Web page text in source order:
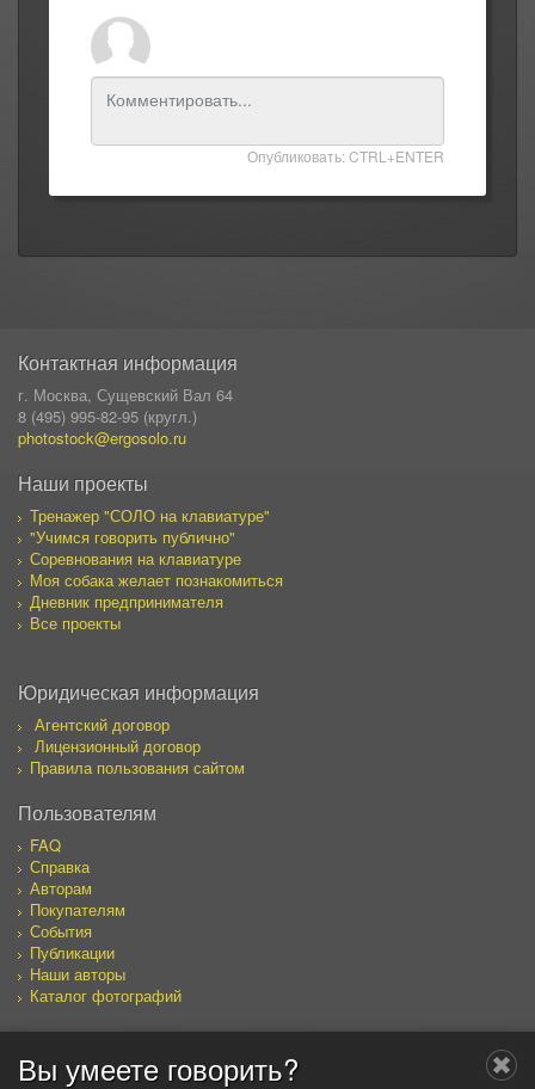
Опубликовать: CTRL+ENTER
Контактная информация
г. Москва, Сущевский Вал 64
8 (495) 995-82-95 (кругл.)
photostock@ergosolo.ru
Наши проекты
Тренажер "СОЛО на клавиатуре"
"Учимся говорить публично"
Соревнования на клавиатуре
Моя собака желает познакомиться
Дневник предпринимателя
Все проекты
Юридическая информация
Агентский договор
Лицензионный договор
Правила пользования сайтом
Пользователям
FAQ
Справка
Авторам
Покупателям
События
Публикации
Наши авторы
Каталог фотографий
Мы в социальных сетях
Вы умеете говорить?